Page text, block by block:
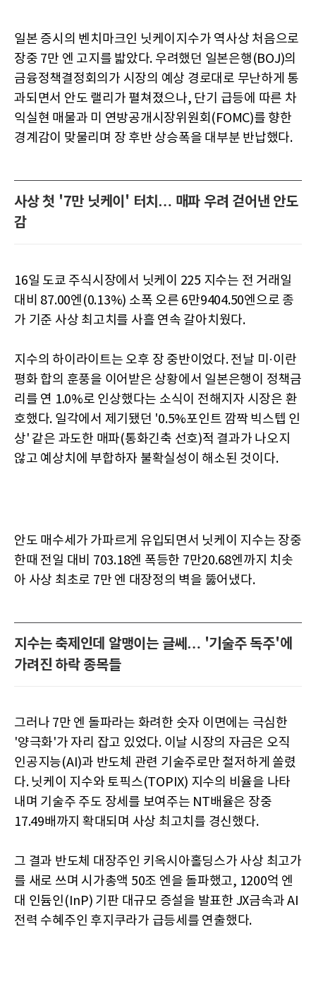
일본 증시의 벤치마크인 닛케이지수가 역사상 처음으로
장중 7만 엔 고지를 밟았다. 우려했던 일본은행(BOJ)의
금융정책결정회의가 시장의 예상 경로대로 무난하게 통
과되면서 안도 랠리가 펼쳐졌으나, 단기 급등에 따른 차
익실현 매물과 미 연방공개시장위원회(FOMC)를 향한
경계감이 맞물리며 장 후반 상승폭을 대부분 반납했다.
사상 첫 '7만 닛케이' 터치… 매파 우려 걷어낸 안도
감
16일 도쿄 주식시장에서 닛케이 225 지수는 전 거래일
대비 87.00엔(0.13%) 소폭 오른 6만9404.50엔으로 종
가 기준 사상 최고치를 사흘 연속 갈아치웠다.
지수의 하이라이트는 오후 장 중반이었다. 전날 미·이란
평화 합의 훈풍을 이어받은 상황에서 일본은행이 정책금
리를 연 1.0%로 인상했다는 소식이 전해지자 시장은 환
호했다. 일각에서 제기됐던 '0.5%포인트 깜짝 빅스텝 인
상' 같은 과도한 매파(통화긴축 선호)적 결과가 나오지
않고 예상치에 부합하자 불확실성이 해소된 것이다.
안도 매수세가 가파르게 유입되면서 닛케이 지수는 장중
한때 전일 대비 703.18엔 폭등한 7만20.68엔까지 치솟
아 사상 최초로 7만 엔 대장정의 벽을 뚫어냈다.
지수는 축제인데 알맹이는 글쎄… '기술주 독주'에
가려진 하락 종목들
그러나 7만 엔 돌파라는 화려한 숫자 이면에는 극심한
'양극화'가 자리 잡고 있었다. 이날 시장의 자금은 오직
인공지능(AI)과 반도체 관련 기술주로만 철저하게 쏠렸
다. 닛케이 지수와 토픽스(TOPIX) 지수의 비율을 나타
내며 기술주 주도 장세를 보여주는 NT배율은 장중
17.49배까지 확대되며 사상 최고치를 경신했다.
그 결과 반도체 대장주인 키옥시아홀딩스가 사상 최고가
를 새로 쓰며 시가총액 50조 엔을 돌파했고, 1200억 엔
대 인듐인(InP) 기판 대규모 증설을 발표한 JX금속과 AI
전력 수혜주인 후지쿠라가 급등세를 연출했다.